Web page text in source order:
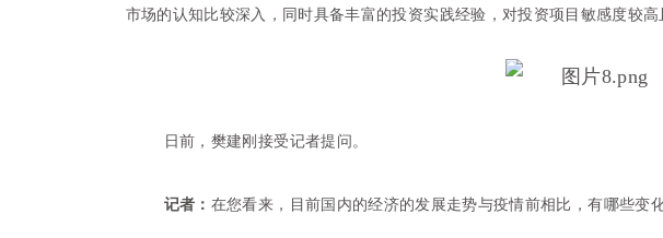
市场的认知比较深入，同时具备丰富的投资实践经验，对投资项目敏感度较高
日前，樊建刚接受记者提问。
记者： 在您看来，目前国内的经济的发展走势与疫情前相比，有哪些变